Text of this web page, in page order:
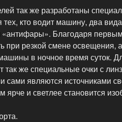
так же разработаны
тех, кто водит машину, два
«антифары». Благодаря
при резкой смене освещения,
в ночное время суток.
так же специальные очки с
сами являются источниками
ярче и светлее становится